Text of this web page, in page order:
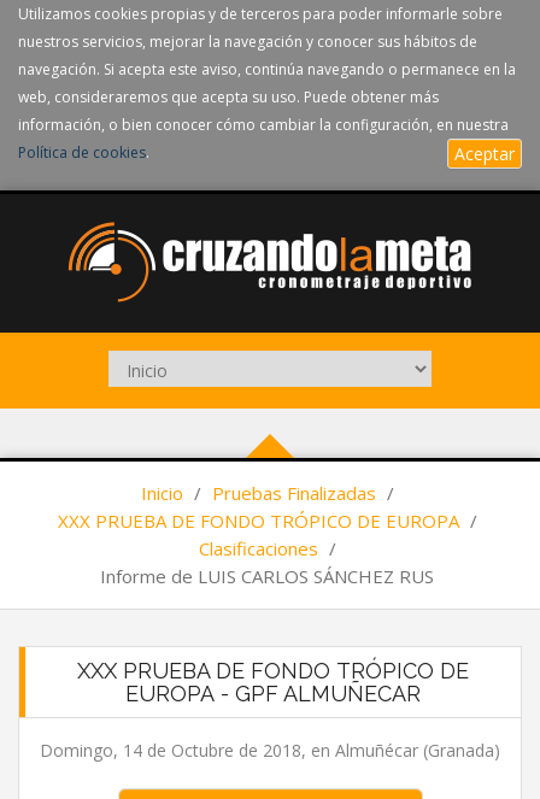
Utilizamos cookies propias y de terceros para poder informarle sobre
nuestros servicios, mejorar la navegación y conocer sus hábitos de
navegación. Si acepta este aviso, continúa navegando o permanece en la
web, consideraremos que acepta su uso. Puede obtener más
información, o bien conocer cómo cambiar la configuración, en nuestra
Política de cookies. Aceptar
Inicio / Pruebas Finalizadas /
XXX PRUEBA DE FONDO TRÓPICO DE EUROPA /
Clasificaciones /
Informe de LUIS CARLOS SÁNCHEZ RUS
XXX PRUEBA DE FONDO TRÓPICO DE
EUROPA - GPF ALMUÑECAR
Domingo, 14 de Octubre de 2018, en Almuñécar (Granada)